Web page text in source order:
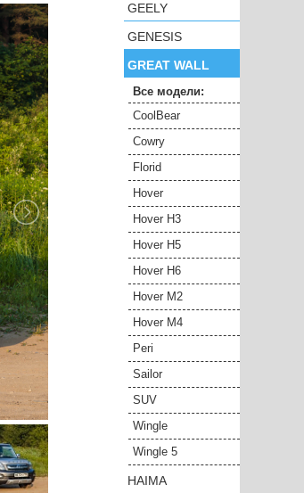
GEELY
GENESIS
GREAT WALL
Все модели:
CoolBear
Cowry
Florid
Hover
Hover H3
Hover H5
Hover H6
Hover M2
Hover M4
Peri
Sailor
SUV
Wingle
Wingle 5
HAIMA